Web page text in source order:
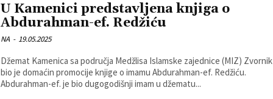
U Kamenici predstavljena knjiga o
Abdurahman-ef. Redžiću
NA - 19.05.2025
Džemat Kamenica sa područja Medžlisa Islamske zajednice (MIZ) Zvornik
bio je domaćin promocije knjige o imamu Abdurahman-ef. Redžiću.
Abdurahman-ef. je bio dugogodišnji imam u džematu...